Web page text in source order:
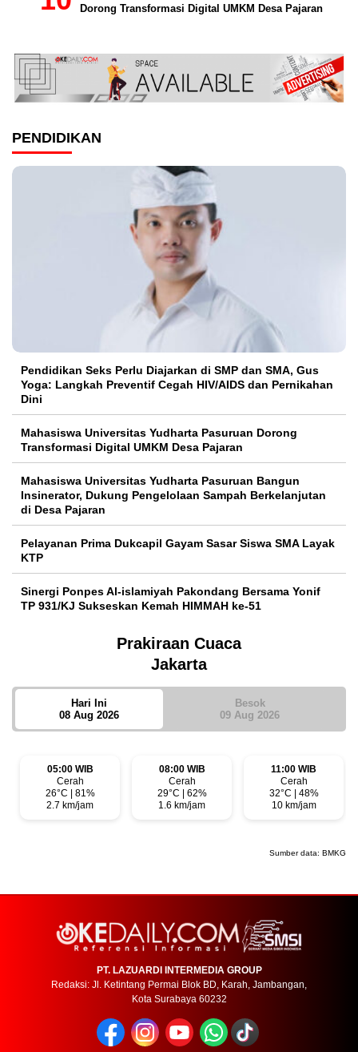
Dorong Transformasi Digital UMKM Desa Pajaran
PENDIDIKAN
Pendidikan Seks Perlu Diajarkan di SMP dan SMA, Gus
Yoga: Langkah Preventif Cegah HIV/AIDS dan Pernikahan
Dini
Mahasiswa Universitas Yudharta Pasuruan Dorong
Transformasi Digital UMKM Desa Pajaran
Mahasiswa Universitas Yudharta Pasuruan Bangun
Insinerator, Dukung Pengelolaan Sampah Berkelanjutan
di Desa Pajaran
Pelayanan Prima Dukcapil Gayam Sasar Siswa SMA Layak
KTP
Sinergi Ponpes Al-islamiyah Pakondang Bersama Yonif
TP 931/KJ Sukseskan Kemah HIMMAH ke-51
Prakiraan Cuaca
Jakarta
Hari Ini
08 Aug 2026
Besok
09 Aug 2026
05:00 WIB
Cerah
26°C | 81%
2.7 km/jam
08:00 WIB
Cerah
29°C | 62%
1.6 km/jam
11:00 WIB
Cerah
32°C | 48%
10 km/jam
Sumber data: BMKG
PT. LAZUARDI INTERMEDIA GROUP
Redaksi: Jl. Ketintang Permai Blok BD, Karah, Jambangan,
Kota Surabaya 60232